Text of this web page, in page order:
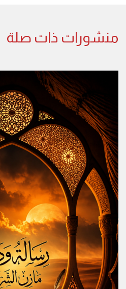
منشورات ذات صلة